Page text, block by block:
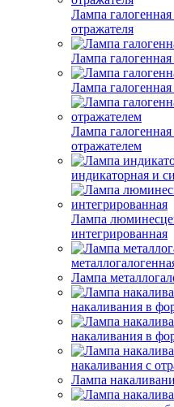
Лампа
отражателя
Лампа галогенная
Лампа галогенная
Лампа
отражателем
индикаторная и
Лампа
интегрированная
Лампа
накаливания в
накаливания в
накаливания с
Лампа